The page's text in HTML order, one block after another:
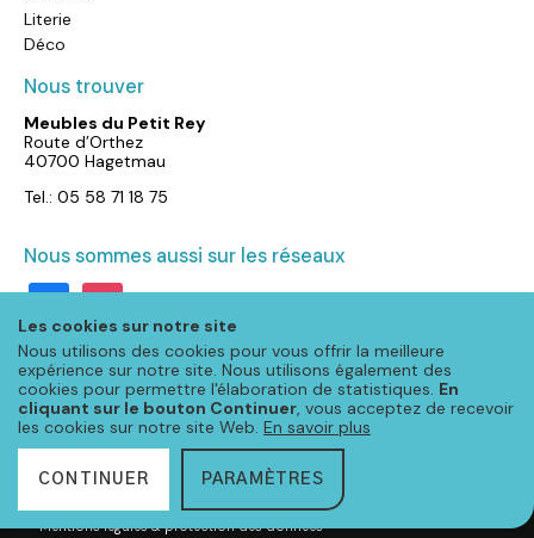
Les cookies sur notre site
Nous utilisons des cookies pour vous offrir la meilleure
expérience sur notre site. Nous utilisons également des
cookies pour permettre l'élaboration de statistiques. En
cliquant sur le bouton Continuer, vous acceptez de recevoir
les cookies sur notre site Web. En savoir plus
CONTINUER PARAMÈTRES
Literie
Déco
Nous trouver
Meubles du Petit Rey
Route d’Orthez
40700 Hagetmau
Tel.: 05 58 71 18 75
Nous sommes aussi sur les réseaux
facebookinstagram
© Meubloo 2020 – Tous droits réservés
- Mentions légales & protection des données